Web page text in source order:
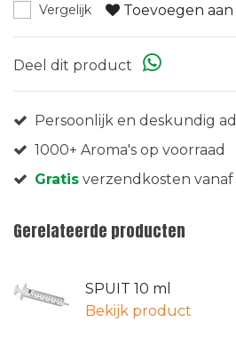
Vergelijk Toevoegen
Deel dit product
Persoonlijk en deskundig
1000+ Aroma's op voorraad
Gratis verzendkosten vanaf
Gerelateerde producten
SPUIT 10 ml
Bekijk product